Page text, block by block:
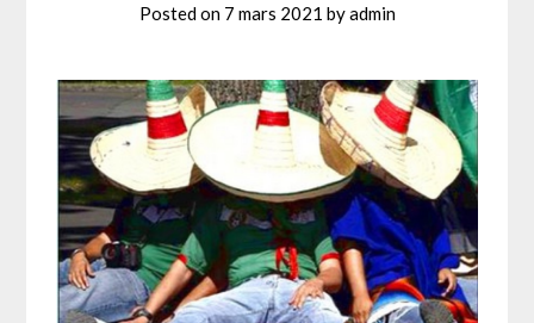
Posted on 7 mars 2021 byadmin